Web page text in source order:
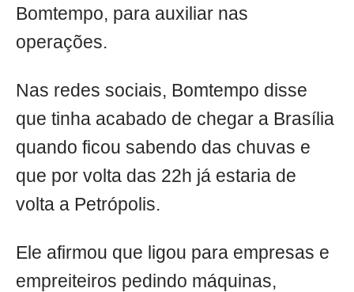
Bomtempo, para auxiliar nas
operações.
Nas redes sociais, Bomtempo disse
que tinha acabado de chegar a Brasília
quando ficou sabendo das chuvas e
que por volta das 22h já estaria de
volta a Petrópolis.
Ele afirmou que ligou para empresas e
empreiteiros pedindo máquinas,